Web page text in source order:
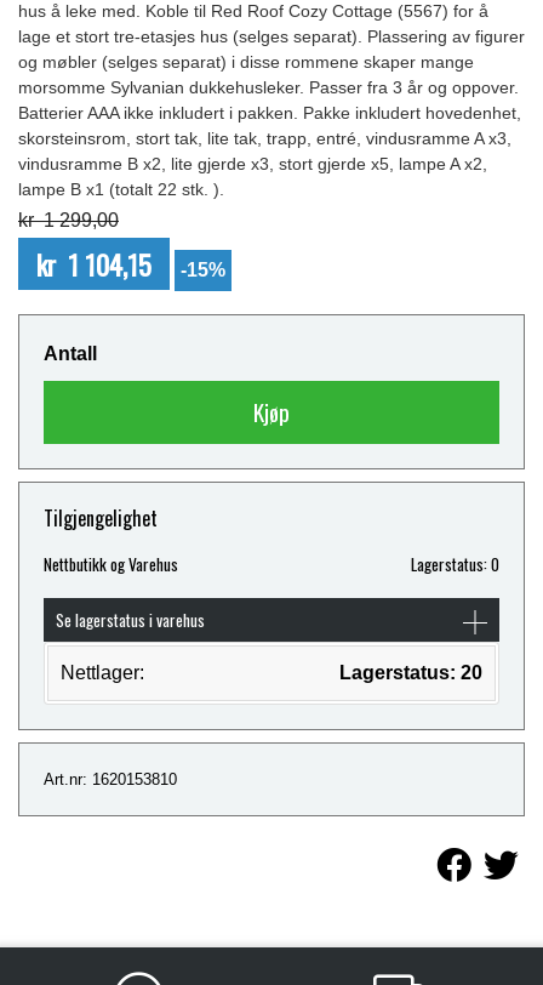
hus å leke med. Koble til Red Roof Cozy Cottage (5567) for å
lage et stort tre-etasjes hus (selges separat). Plassering av figurer
og møbler (selges separat) i disse rommene skaper mange
morsomme Sylvanian dukkehusleker. Passer fra 3 år og oppover.
Batterier AAA ikke inkludert i pakken. Pakke inkludert hovedenhet,
skorsteinsrom, stort tak, lite tak, trapp, entré, vindusramme A x3,
vindusramme B x2, lite gjerde x3, stort gjerde x5, lampe A x2,
lampe B x1 (totalt 22 stk. ).
kr 1 299,00
kr 1 104,15 -15%
Antall
Kjøp
Tilgjengelighet
Nettbutikk og Varehus Lagerstatus: 0
Se lagerstatus i varehus
Nettlager: Lagerstatus: 20
Art.nr: 1620153810